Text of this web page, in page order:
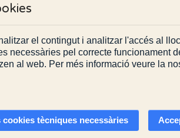
Actualitzada el
el contingut i analitzar l'accés al
necessàries pel correcte funcionament
al web. Per més informació veure la
cookies tècniques necessàries